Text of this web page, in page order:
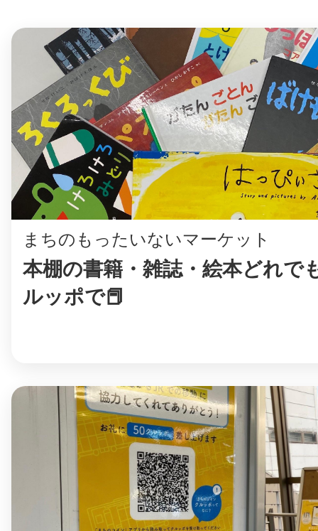
まちのもったいないマーケット
本棚の書籍・雑誌・絵本どれで
ルッポで📕
鎌倉
相模原
渋谷区
八女
日立